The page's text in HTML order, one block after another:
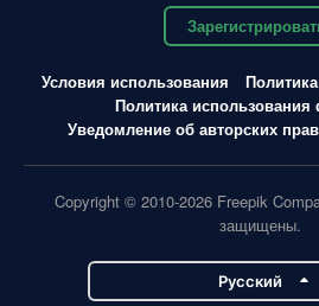
Условия использования
Политика
Уведомление об авторских
Copyright © 2010-2026 Freepik
защищены.
Pусский